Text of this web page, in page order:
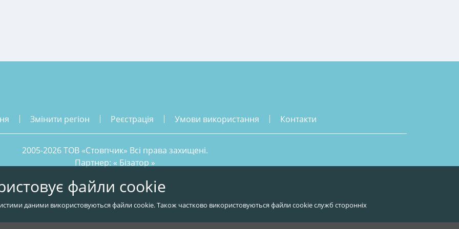
змінити регіон реєстрація умови використання контакти
2005-2026 ТОВ «Стовпчик» Всі права захищені.
Партнер: « Бізатор »
файли cookie
даними використовуються файли cookie. Також частково використовуються файли cookie служб сторонніх